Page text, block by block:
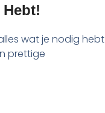
wat je nodig hebt
prettige